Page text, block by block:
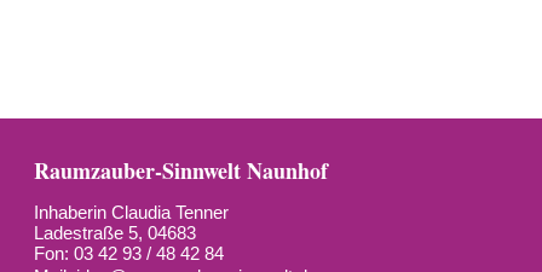
Raumzauber-Sinnwelt Naunhof
Inhaberin Claudia Tenner
Ladestraße 5, 04683
Fon: 03 42 93 / 48 42 84